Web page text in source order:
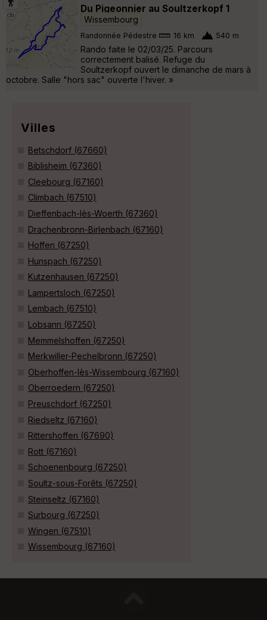
Du Pigeonnier au Soultzerkopf 1
Wissembourg
Randonnée Pédestre 16 km 540 m
Rando faite le 02/03/25. Parcours
correctement balisé. Refuge du
Soultzerkopf ouvert le dimanche de mars à
octobre. Salle "hors sac" ouverte l'hiver. »
Villes
Betschdorf (67660)
Biblisheim (67360)
Cleebourg (67160)
Climbach (67510)
Dieffenbach-lès-Woerth (67360)
Drachenbronn-Birlenbach (67160)
Hoffen (67250)
Hunspach (67250)
Kutzenhausen (67250)
Lampertsloch (67250)
Lembach (67510)
Lobsann (67250)
Memmelshoffen (67250)
Merkwiller-Pechelbronn (67250)
Oberhoffen-lès-Wissembourg (67160)
Oberroedern (67250)
Preuschdorf (67250)
Riedseltz (67160)
Rittershoffen (67690)
Rott (67160)
Schoenenbourg (67250)
Soultz-sous-Forêts (67250)
Steinseltz (67160)
Surbourg (67250)
Wingen (67510)
Wissembourg (67160)